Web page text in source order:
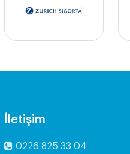
İletişim
0226 825 33 04